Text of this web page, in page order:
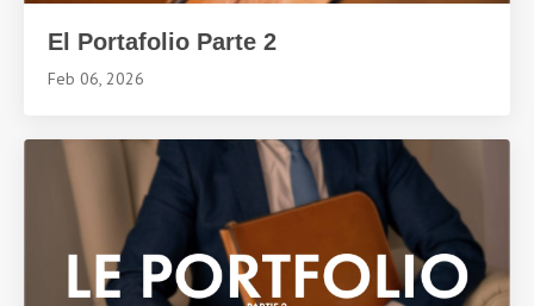
El Portafolio Parte 2
Feb 06, 2026